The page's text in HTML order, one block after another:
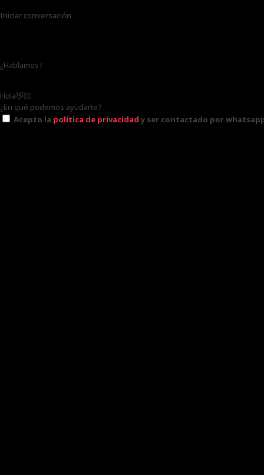
Iniciar conversación
¿Hablamos?
Hola👋🏻
¿En qué podemos ayudarte?
Acepto la política de privacidad y ser contactado por